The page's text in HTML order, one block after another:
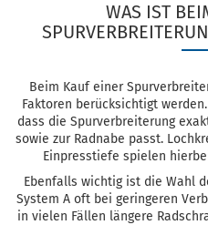
WAS IST
Beim Kauf einer
Faktoren berücksichtigt
dass die Spurverbreiterung
sowie zur Radnabe passt.
Einpresstiefe spielen
Ebenfalls wichtig ist die Wahl
System A oft bei geringeren
in vielen Fällen längere